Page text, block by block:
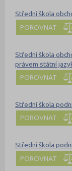
Střední škola
POROVNAT
Střední škola
právem státní
POROVNAT
Střední škola
POROVNAT
Střední škola
POROVNAT